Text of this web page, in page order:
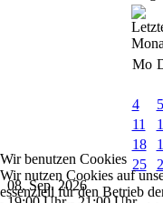
Mo
4
5
11
18
25
08. Sep. 2026
Wir benutzen Cookies
Wir nutzen Cookies auf
essenziell für den Betrieb